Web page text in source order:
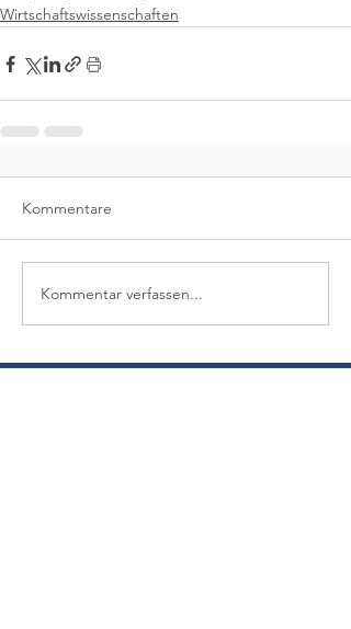
Wirtschaftswissenschaften
Kommentare
Kommentar verfassen...